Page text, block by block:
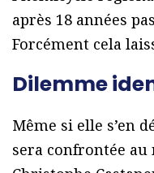
après 18 années
Forcément cela
Dilemme
Même si elle s’en
sera confrontée